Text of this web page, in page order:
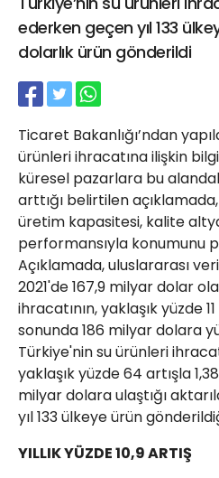
ederken geçen yıl 133
dolarlık ürün gönderildi
Ticaret Bakanlığı’ndan
ürünleri ihracatına ilişkin
küresel pazarlara bu
arttığı belirtilen
üretim kapasitesi, kalite
performansıyla konumunu
Açıklamada, uluslararası
2021'de 167,9 milyar dolar
ihracatının, yaklaşık yüzde
sonunda 186 milyar dolara
Türkiye'nin su ürünleri
yaklaşık yüzde 64 artışla
milyar dolara ulaştığı
yıl 133 ülkeye ürün
YILLIK YÜZDE 10,9 ARTIŞ
21